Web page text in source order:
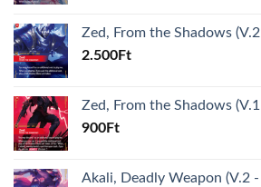
Zed, From the Shadows
2.500Ft
Zed, From the Shadows
900Ft
Akali, Deadly Weapon (V.2